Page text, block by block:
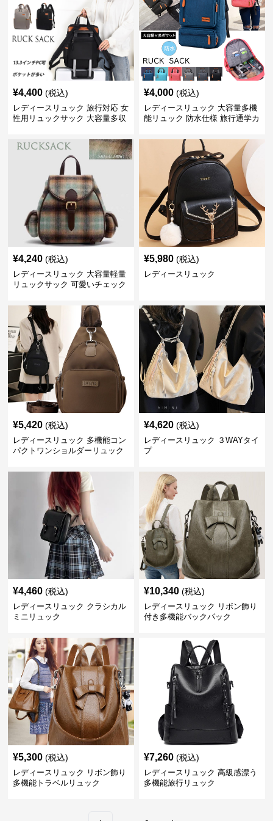
¥4,400 (税込)
レディースリュック 旅行対応 女
性用リュックサック 大容量多収
¥4,000 (税込)
レディースリュック 大容量多機
能リュック 防水仕様 旅行通学カ
¥4,240 (税込)
レディースリュック 大容量軽量
リュックサック 可愛いチェック
¥5,980 (税込)
レディースリュック
¥5,420 (税込)
レディースリュック 多機能コン
パクトワンショルダーリュック
¥4,620 (税込)
レディースリュック ３WAYタイ
プ
¥4,460 (税込)
レディースリュック クラシカル
ミニリュック
¥10,340 (税込)
レディースリュック リボン飾り
付き多機能バックパック
¥5,300 (税込)
レディースリュック リボン飾り
多機能トラベルリュック
¥7,260 (税込)
レディースリュック 高級感漂う
多機能旅行リュック